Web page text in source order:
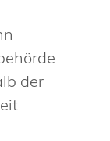
der